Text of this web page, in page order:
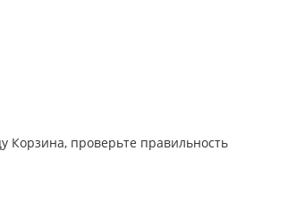
Корзина, проверьте правильность